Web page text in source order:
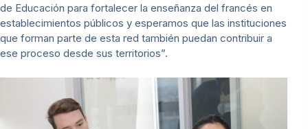
de Educación para fortalecer la enseñanza del francés en
establecimientos públicos y esperamos que las instituciones
que forman parte de esta red también puedan contribuir a
ese proceso desde sus territorios”.